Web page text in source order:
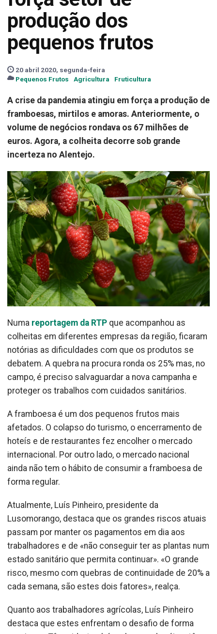
produção dos
pequenos frutos
20 abril 2020, segunda-feira
Pequenos Frutos
Agricultura Fruticultura
A crise da pandemia atingiu em força a produção de
framboesas, mirtilos e amoras. Anteriormente, o
volume de negócios rondava os 67 milhões de
euros. Agora, a colheita decorre sob grande
incerteza no Alentejo.
Numa reportagem da RTP que acompanhou as
colheitas em diferentes empresas da região, ficaram
notórias as dificuldades com que os produtos se
debatem. A quebra na procura ronda os 25% mas, no
campo, é preciso salvaguardar a nova campanha e
proteger os trabalhos com cuidados sanitários.
A framboesa é um dos pequenos frutos mais
afetados. O colapso do turismo, o encerramento de
hoteís e de restaurantes fez encolher o mercado
internacional. Por outro lado, o mercado nacional
ainda não tem o hábito de consumir a framboesa de
forma regular.
Atualmente, Luís Pinheiro, presidente da
Lusomorango, destaca que os grandes riscos atuais
passam por manter os pagamentos em dia aos
trabalhadores e de «não conseguir ter as plantas num
estado sanitário que permita continuar». «O grande
risco, mesmo com quebras de continuidade de 20% a
cada semana, são estes dois fatores», realça.
Quanto aos trabalhadores agrícolas, Luís Pinheiro
destaca que estes enfrentam o desafio de forma